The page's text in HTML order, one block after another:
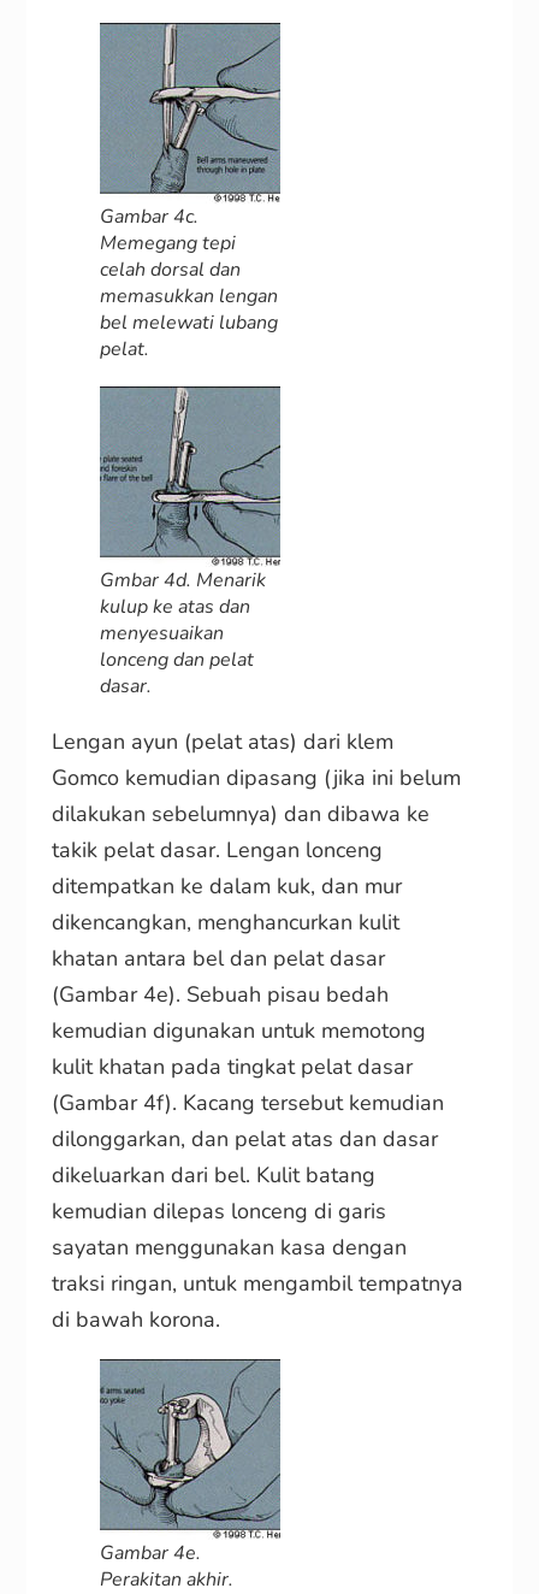
Gambar 4c.
Memegang tepi
celah dorsal dan
memasukkan lengan
bel melewati lubang
pelat.
Gmbar 4d. Menarik
kulup ke atas dan
menyesuaikan
lonceng dan pelat
dasar.
Lengan ayun (pelat atas) dari klem
Gomco kemudian dipasang (jika ini belum
dilakukan sebelumnya) dan dibawa ke
takik pelat dasar. Lengan lonceng
ditempatkan ke dalam kuk, dan mur
dikencangkan, menghancurkan kulit
khatan antara bel dan pelat dasar
(Gambar 4e). Sebuah pisau bedah
kemudian digunakan untuk memotong
kulit khatan pada tingkat pelat dasar
(Gambar 4f). Kacang tersebut kemudian
dilonggarkan, dan pelat atas dan dasar
dikeluarkan dari bel. Kulit batang
kemudian dilepas lonceng di garis
sayatan menggunakan kasa dengan
traksi ringan, untuk mengambil tempatnya
di bawah korona.
Gambar 4e.
Perakitan akhir.